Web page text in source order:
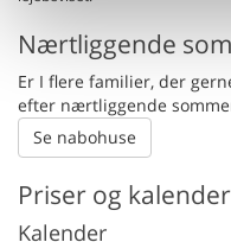
Nærtliggende
Er I flere familier, der
efter nærtliggende
Se nabohuse
Priser og kalender
Kalender